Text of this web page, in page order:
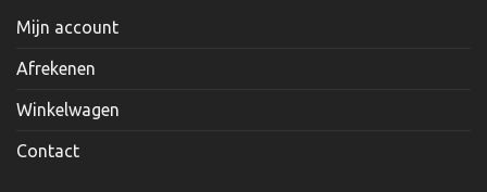
Mijn account
Afrekenen
Winkelwagen
Contact